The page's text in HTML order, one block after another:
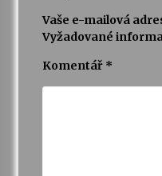
Vaše e-mailová
Vyžadované
Komentář *